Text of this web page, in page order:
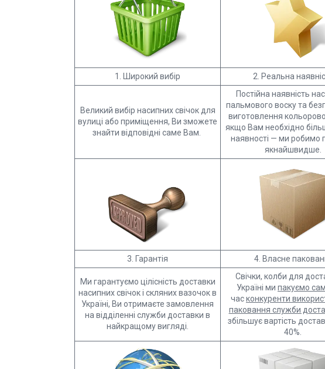
1. Широкий вибір 2. Реальна
Великий вибір насипних свічок для
вулиці або приміщення, Ви зможете
знайти відповідні саме Вам.
Постійна наявність
пальмового воску та
виготовлення
якщо Вам необхідно
наявності — ми робимо
якнайшвидше.
3. Гарантія 4. Власне
Ми гарантуємо цілісність доставки
насипних свічок і скляних вазочок в
Україні, Ви отримаєте замовлення
на відділенні служби доставки в
найкращому вигляді.
Свічки, колби для
Україні ми пакуємо
часконкуренти
паковання служби
збільшує вартість
40%.